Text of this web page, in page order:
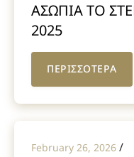
ΑΣΩΠΙΑ ΤΟ
2025
ΠΕΡΙΣΣΟΤΕΡΑ
February 26, 2026 /